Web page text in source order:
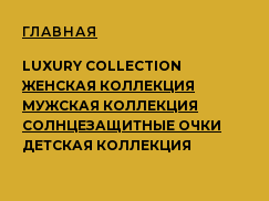
ГЛАВНАЯ
LUXURY COLLECTION
ЖЕНСКАЯ КОЛЛЕКЦИЯ
МУЖСКАЯ КОЛЛЕКЦИЯ
СОЛНЦЕЗАЩИТНЫЕ ОЧКИ
ДЕТСКАЯ КОЛЛЕКЦИЯ